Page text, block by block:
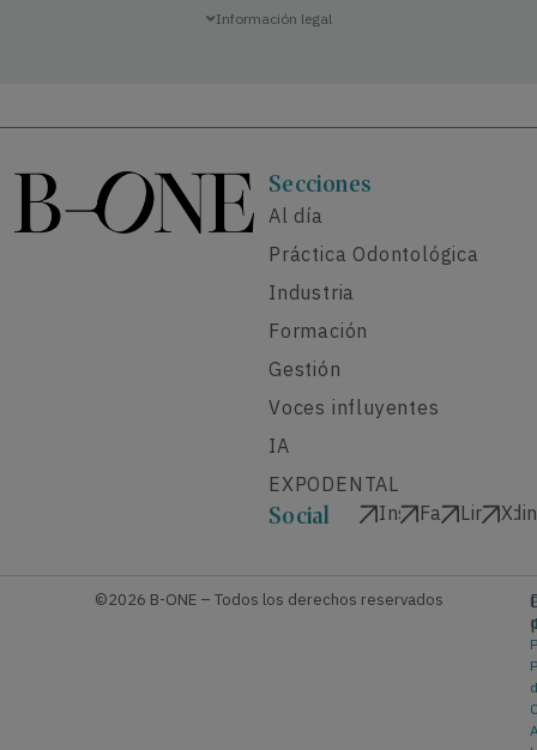
Información legal
Secciones
Al día
Práctica Odontológica
Industria
Formación
Gestión
Voces influyentes
IA
EXPODENTAL
Social Instagram
Facebook
X
©2026 B-ONE – Todos los derechos reservados